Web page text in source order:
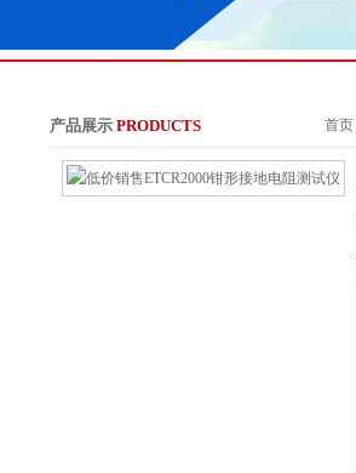
产品展示 PRODUCTS 首页